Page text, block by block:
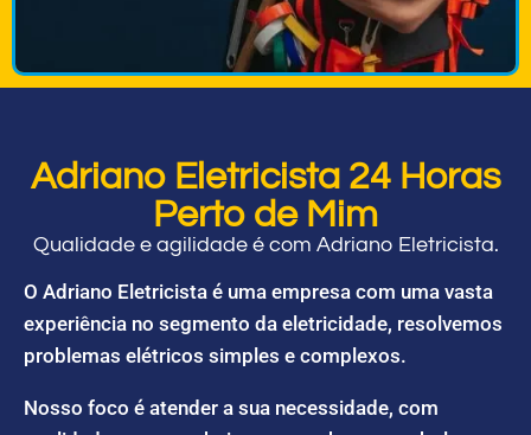
Adriano Eletricista 24 Horas
Perto de Mim
Qualidade e agilidade é com Adriano Eletricista.
O Adriano Eletricista é uma empresa com uma vasta
experiência no segmento da eletricidade, resolvemos
problemas elétricos simples e complexos.
Nosso foco é atender a sua necessidade, com